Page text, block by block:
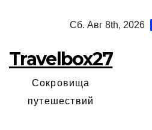
Сб. Авг 8th, 2026
Travelbox27
Сокровища
путешествий